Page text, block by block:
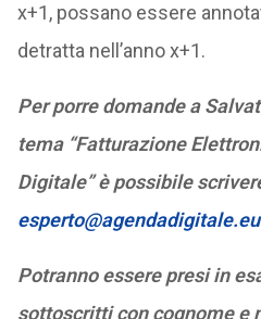
x+1, possano essere
detratta nell’anno x+1.
Per porre domande a
tema “Fatturazione
Digitale” è possibile
esperto@agendadigitale.eu
Potranno essere presi in
sottoscritti con cognome e